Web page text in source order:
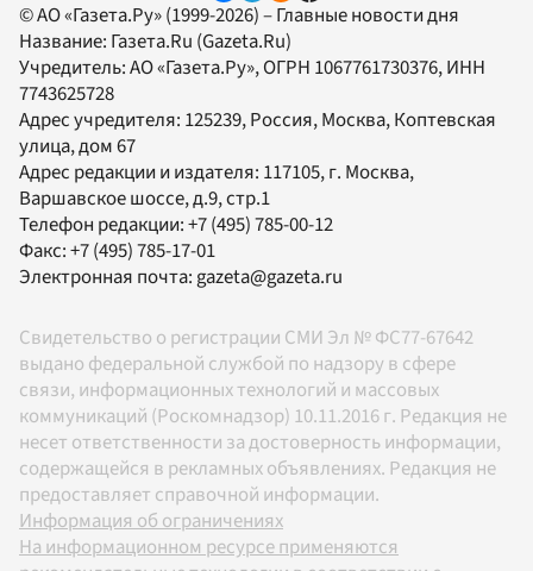
© АО «Газета.Ру» (1999-2026) – Главные новости дня
Название: Газета.Ru (Gazeta.Ru)
Учредитель:АО «Газета.Ру», ОГРН 1067761730376, ИНН
7743625728
Адрес учредителя: 125239, Россия, Москва, Коптевская
улица, дом 67
Адрес редакции и издателя: 117105, г. Москва,
Варшавское шоссе, д.9, стр.1
Телефон редакции:+7 (495) 785-00-12
Факс:+7 (495) 785-17-01
Электронная почта:gazeta@gazeta.ru
Свидетельство о регистрации СМИ Эл № ФС77-67642
выдано федеральной службой по надзору в сфере
связи, информационных технологий и массовых
коммуникаций (Роскомнадзор) 10.11.2016 г. Редакция не
несет ответственности за достоверность информации,
содержащейся в рекламных объявлениях. Редакция не
предоставляет справочной информации.
Информация об ограничениях
На информационном ресурсе применяются